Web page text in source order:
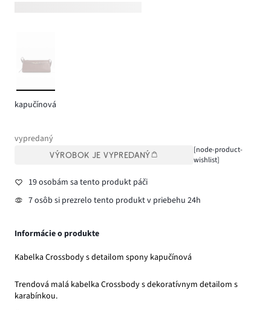
kapučínová
vypredaný
VÝROBOK JE VYPREDANÝ
[node-product-
wishlist]
19 osobám sa tento produkt páči
7 osôb si prezrelo tento produkt v priebehu 24h
Informácie o produkte
Kabelka Crossbody s detailom spony kapučínová
Trendová malá kabelka Crossbody s dekoratívnym detailom s
karabínkou.